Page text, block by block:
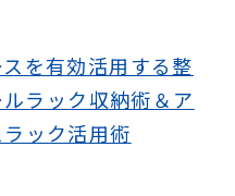
を有効活用する整
ラック収納術＆ア
ック活用術